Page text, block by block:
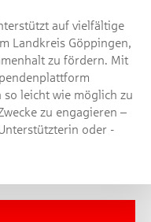
auf vielfältige
Landkreis Göppingen,
zu fördern. Mit
so leicht wie möglich zu
zu engagieren –
oder -